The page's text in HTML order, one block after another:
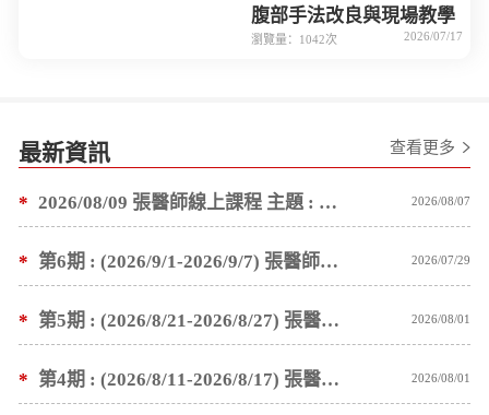
腹部手法改良與現場教學
瀏覽量：1042次 2026/07/17
最新資訊 查看更多
* 2026/08/09 張醫師線上課程 主題 : 褥瘡案例後續追蹤 及按推方法 2026/08/07
* 第6期 : (2026/9/1-2026/9/7) 張醫師親自培訓手法 廣州基礎班7 天錄取名單公告 2026/07/29
* 第5期 : (2026/8/21-2026/8/27) 張醫師親自培訓手法 廣州基礎班7 天錄取名單公告 2026/08/01
* 第4期 : (2026/8/11-2026/8/17) 張醫師親自培訓手法 廣州基礎班7 天錄取名單公告 2026/08/01